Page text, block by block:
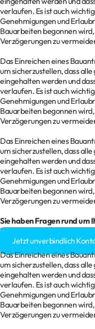
verlaufen. Es ist auch
Genehmigungen und
Bauarbeiten begonnen
Verzögerungen zu
Das Einreichen eines
um sicherzustellen, dass
eingehalten werden und
verlaufen. Es ist auch
Genehmigungen und
Bauarbeiten begonnen
Verzögerungen zu
Das Einreichen eines
um sicherzustellen, dass
eingehalten werden und
verlaufen. Es ist auch
Genehmigungen und
Bauarbeiten begonnen
Verzögerungen zu
Sie haben Fragen rund um
Baugenehmigung?
Jetzt unverbindlich
Das Einreichen eines
um sicherzustellen, dass
eingehalten werden und
verlaufen. Es ist auch
Genehmigungen und
Bauarbeiten begonnen
Verzögerungen zu